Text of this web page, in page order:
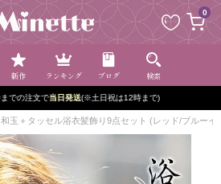
0
新作 ランキング ブログ 検索
録で最大2500円OFF!
玉＋タッセル浴衣髪飾り9点セット (レッド/ブルーイ
ペー
ジト
ップ